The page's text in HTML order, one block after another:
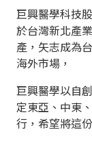
巨興醫學科技
於台灣新北產
產，矢志成為
海外市場，
巨興醫學以自
定東亞、中東
行，希望將這